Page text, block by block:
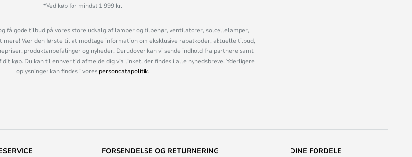
*Ved køb for mindst 1 999 kr.
få gode tilbud på vores store udvalg af lamper og tilbehør, ventilatorer, solcellelamper,
mere! Vær den første til at modtage information om eksklusive rabatkoder, aktuelle tilbud,
produktanbefalinger og nyheder. Derudover kan vi sende indhold fra partnere samt
køb. Du kan til enhver tid afmelde dig via linket, der findes i alle nyhedsbreve. Yderligere
oplysninger kan findes i vores persondatapolitik.
FORSENDELSE OG RETURNERING DINE FORDELE